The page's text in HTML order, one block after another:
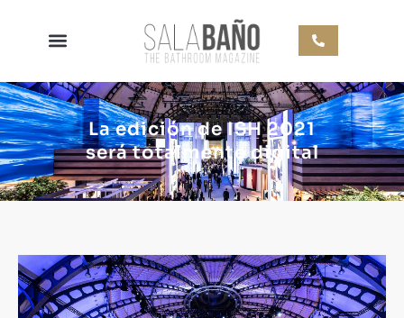
La edición de ISH 2021
será totalmente digital